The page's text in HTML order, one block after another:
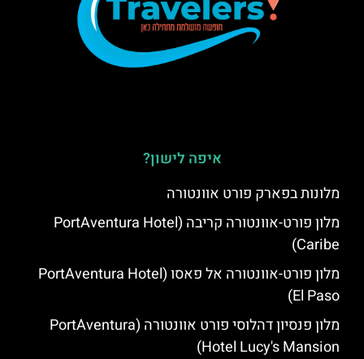
איפה לישון?
מלונות בפארק פורט אוונטורה
מלון פורט-אוונטורה קריבה (PortAventura Hotel
Caribe)
מלון פורט-אוונטורה אל פאסו (PortAventura Hotel
El Paso)
מלון פנסיון דהלוסי פורט אוונטורה (PortAventura
Hotel Lucy's Mansion‬)